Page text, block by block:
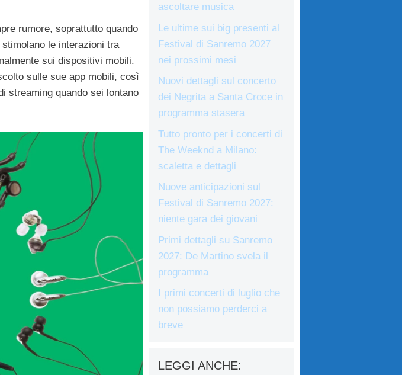
rumore, soprattutto quando
stimolano le interazioni tra
sui dispositivi mobili.
sulle sue app mobili, così
streaming quando sei lontano
ascoltare musica
Le ultime sui big presenti al
Festival di Sanremo 2027
nei prossimi mesi
Nuovi dettagli sul concerto
dei Negrita a Santa Croce in
programma stasera
Tutto pronto per i concerti di
The Weeknd a Milano:
scaletta e dettagli
Nuove anticipazioni sul
Festival di Sanremo 2027:
niente gara dei giovani
Primi dettagli su Sanremo
2027: De Martino svela il
programma
I primi concerti di luglio che
non possiamo perderci a
breve
LEGGI ANCHE: